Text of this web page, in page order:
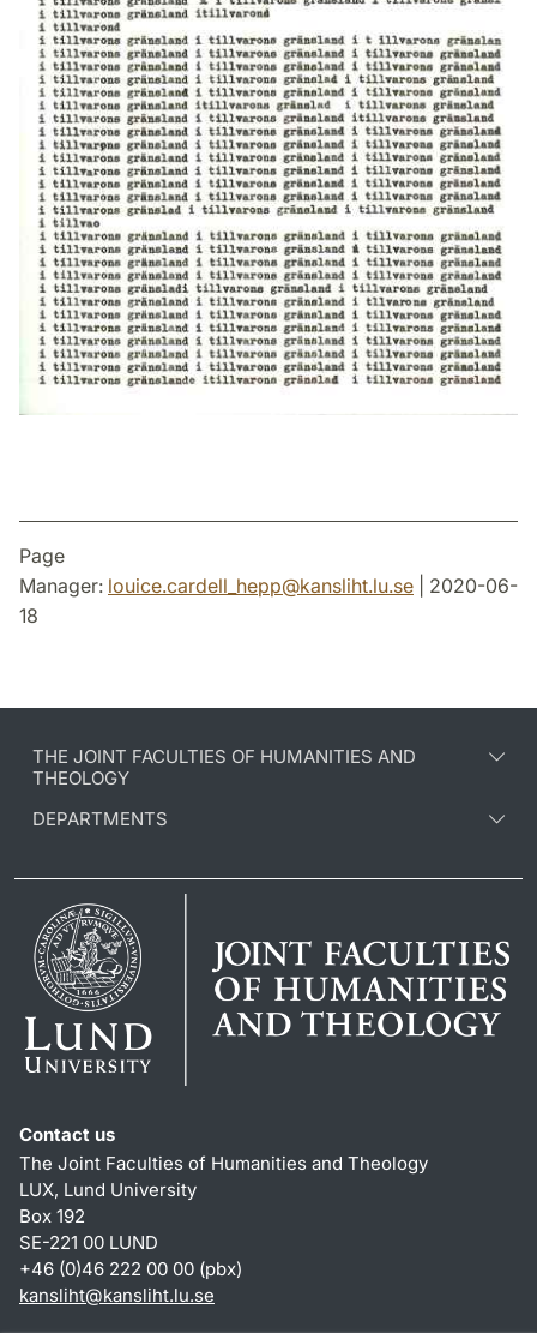
Page
Manager: louice.cardell_hepp@kansliht.lu.se | 2020-06-
18
THE JOINT FACULTIES OF HUMANITIES AND
THEOLOGY
DEPARTMENTS
Contact us
The Joint Faculties of Humanities and Theology
LUX, Lund University
Box 192
SE-221 00 LUND
+46 (0)46 222 00 00 (pbx)
kansliht@kansliht.lu.se